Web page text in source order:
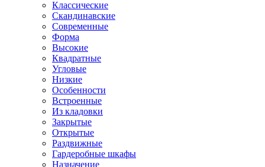
Классические
Скандинавские
Современные
Форма
Высокие
Квадратные
Угловые
Низкие
Особенности
Встроенные
Из кладовки
Закрытые
Открытые
Раздвижные
Гардеробные шкафы
Назначение